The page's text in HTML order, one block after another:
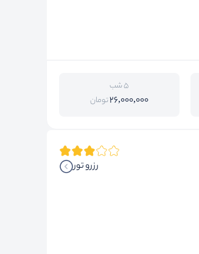
5 شب
26,000,000تومان
رزرو تور